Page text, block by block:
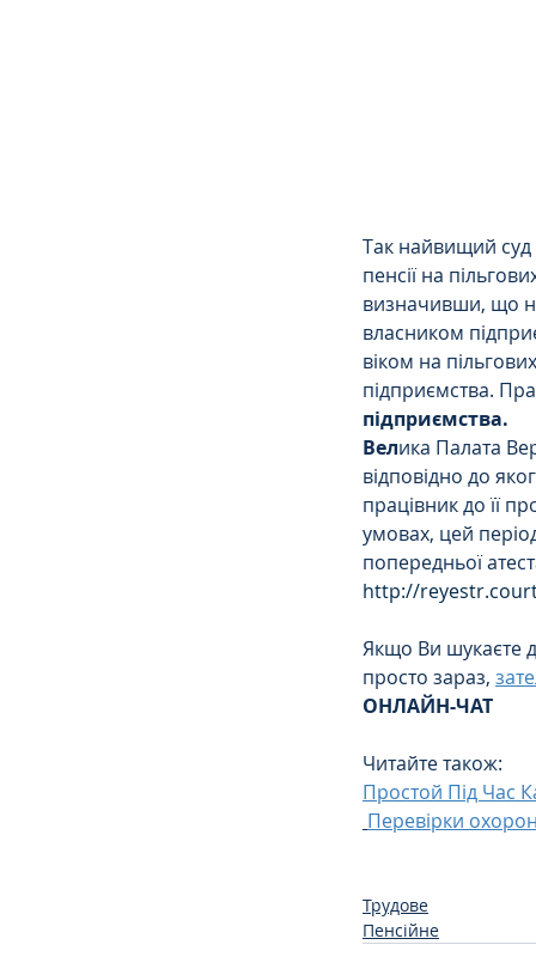
Так найвищий суд
пенсії на
визначивши, що
власником
віком на
підприємства.
підприємства.
Велика Палата
відповідно до
працівник до її
умовах, цей
попередньої
http://
Якщо Ви шукаєте
просто зараз,
ОНЛАЙН-ЧАТ
Читайте також:
Простой Під Час
Перевірки
Трудове
Пенсійне